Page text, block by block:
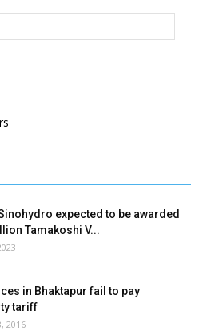
Sinohydro expected to be awarded
Tamakoshi V...
in Bhaktapur fail to pay
tariff
2016